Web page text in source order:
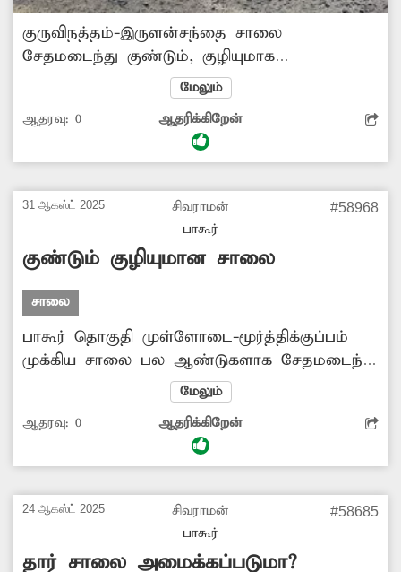
குருவிநத்தம்-இருளன்சந்தை சாலை
சேதமடைந்து குண்டும், குழியுமாக
காட்சியளிக்கிறது. கற்கள் பெயர்ந்து சாலைகளில்
பரவி கிடப்பதால் வாகன ஓட்டிகள் அவதி
அடைந்து வருகின்றனர். சேதமடைந்த
சாலையை சீரமைக்க நடவடிக்கை எடுக்க
மேலும்
ஆதரவு: 0 ஆதரிக்கிறேன்
31 ஆகஸ்ட் 2025
சிவராமன்
பாகூர்
#58968
குண்டும் குழியுமான சாலை
சாலை
பாகூர் தொகுதி முள்ளோடை-மூர்த்திக்குப்பம்
முக்கிய சாலை பல ஆண்டுகளாக சேதமடைந்து
குண்டும், குழியுமாக காட்சியளிக்கிறது. கற்கள்
பெயர்ந்து சாலையில் பரவி கிடப்பதால் வாகன
ஓட்டிகள் விபத்தில் சிக்கி வருகின்றனர்.
சேதமடைந்த சாலையை சீரமைக்க வேண்டும்.
மேலும்
ஆதரவு: 0 ஆதரிக்கிறேன்
24 ஆகஸ்ட் 2025
சிவராமன்
பாகூர்
#58685
தார் சாலை அமைக்கப்படுமா?